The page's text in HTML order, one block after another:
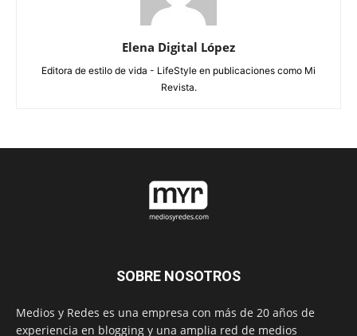
Elena Digital López
Editora de estilo de vida - LifeStyle en publicaciones como Mi
Revista.
SOBRE NOSOTROS
Medios y Redes es una empresa con más de 20 años de
experiencia en blogging y una amplia red de medios